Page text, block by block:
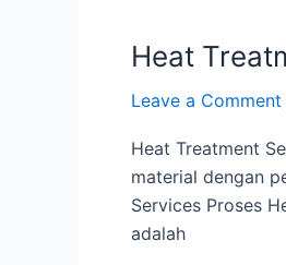
Heat
Leave a Comment
Heat Treatment
material dengan
Services Proses
adalah
Services:
dan
Prosesnya